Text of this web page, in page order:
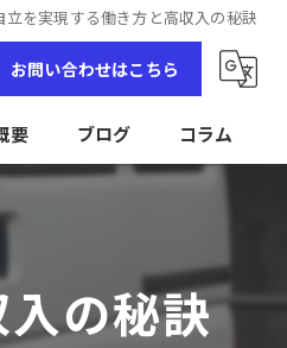
を実現する働き方と高収入の秘訣
お問い合わせはこちら
要 ブログ コラム
の秘訣